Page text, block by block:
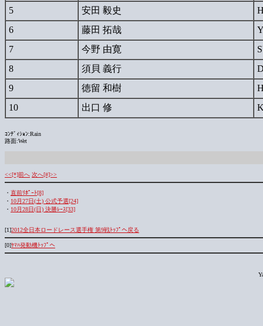
5
安田 毅史
6
藤田 拓哉
7
今野 由寛
8
須貝 義行
9
徳留 和樹
10
出口 修
ｺﾝﾃﾞｨｼｮﾝ:Rain
路面:Wet
<<[*]前へ 次へ[#]>>
・ 直前ﾘﾎﾟｰﾄ[8]
・ 10月27日(土) 公式予選[24]
・ 10月28日(日) 決勝ﾚｰｽ[33]
[1]2012全日本ロードレース選手権 第9戦ﾄｯﾌﾟへ戻る
[0]ﾔﾏﾊ発動機ﾄｯﾌﾟへ